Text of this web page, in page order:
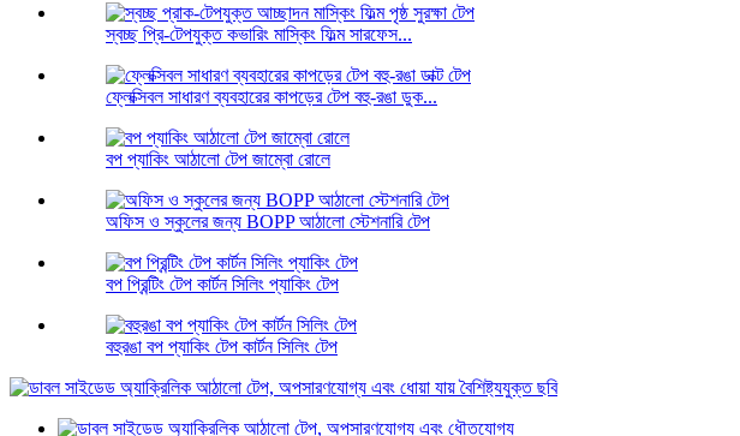
স্বচ্ছ প্রি-টেপযুক্ত কভারিং মাস্কিং ফিল্ম সারফেস...
ফ্লেক্সিবল সাধারণ ব্যবহারের কাপড়ের টেপ বহু-রঙা ডুক...
বপ প্যাকিং আঠালো টেপ জাম্বো রোলে
অফিস ও স্কুলের জন্য BOPP আঠালো স্টেশনারি টেপ
বপ প্রিন্টিং টেপ কার্টন সিলিং প্যাকিং টেপ
বহুরঙা বপ প্যাকিং টেপ কার্টন সিলিং টেপ